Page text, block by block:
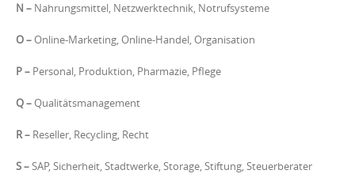
N – Nahrungsmittel, Netzwerktechnik, Notrufsysteme
O–Online-Marketing, Online-Handel, Organisation
P– Personal, Produktion, Pharmazie, Pflege
Q–Qualitätsmanagement
R– Reseller, Recycling, Recht
S–SAP, Sicherheit, Stadtwerke, Storage, Stiftung, Steuerberater